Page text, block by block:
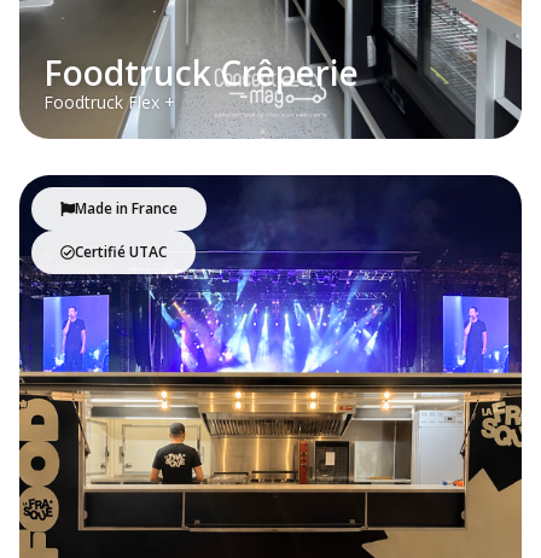
Foodtruck Crêperie
Foodtruck Flex +
Made in France
Certifié UTAC